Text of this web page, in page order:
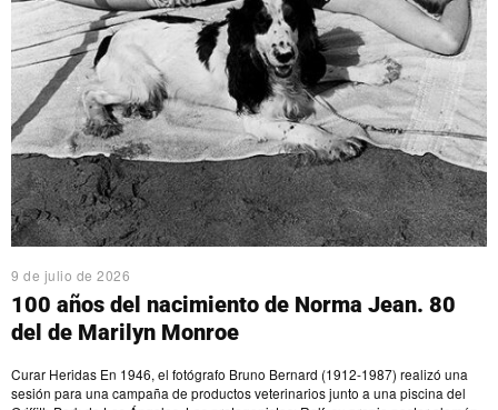
9 de julio de 2026
100 años del nacimiento de Norma Jean. 80
del de Marilyn Monroe
Curar Heridas En 1946, el fotógrafo Bruno Bernard (1912-1987) realizó una
sesión para una campaña de productos veterinarios junto a una piscina del